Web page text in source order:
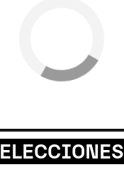
ELECCIONES